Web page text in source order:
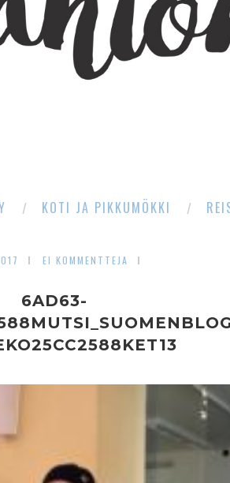
KOTI JA PIKKUMÖKKI
EI KOMMENTTEJA
6AD63-